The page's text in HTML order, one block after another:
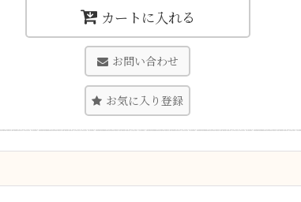
カートに入れる
お問い合わせ
お気に入り登録